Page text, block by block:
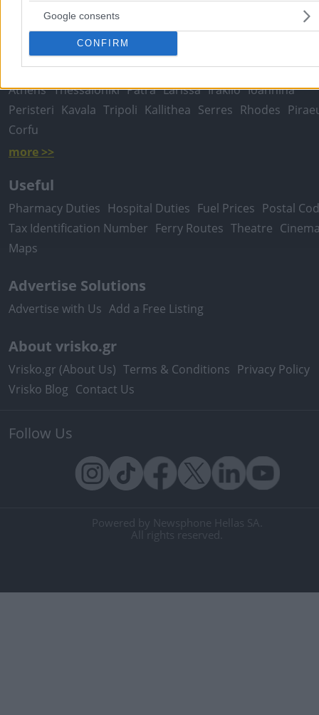
Google consents
CONFIRM
Dentists Car Garages
more >>
Local Search
Athens Thessaloniki Patra Larissa Iraklio Ioannina
Peristeri Kavala Tripoli Kallithea Serres Rhodes
Corfu
more >>
Useful
Pharmacy Duties Hospital Duties Fuel Prices Postal
Tax Identification Number Ferry Routes Theatre
Maps
Advertise Solutions
Advertise with Us Add a Free Listing
About vrisko.gr
Vrisko.gr (About Us) Terms & Conditions Privacy Policy
Vrisko Blog Contact Us
Follow Us
Powered by Newsphone Hellas SA.
All rights reserved.